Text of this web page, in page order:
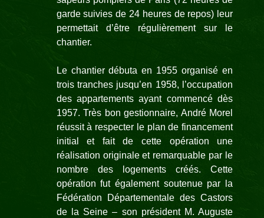
garde suivies de 24 heures de repos) leur
permettait d’être régulièrement sur le
chantier.
Le chantier débuta en 1955 organisé en
trois tranches jusqu’en 1958, l’occupation
des appartements ayant commencé dès
1957. Très bon gestionnaire, André Morel
réussit à respecter le plan de financement
initial et fait de cette opération une
réalisation originale et remarquable par le
nombre des logements créés. Cette
opération fut également soutenue par la
Fédération Départementale des Castors
de la Seine – son président M. Auguste